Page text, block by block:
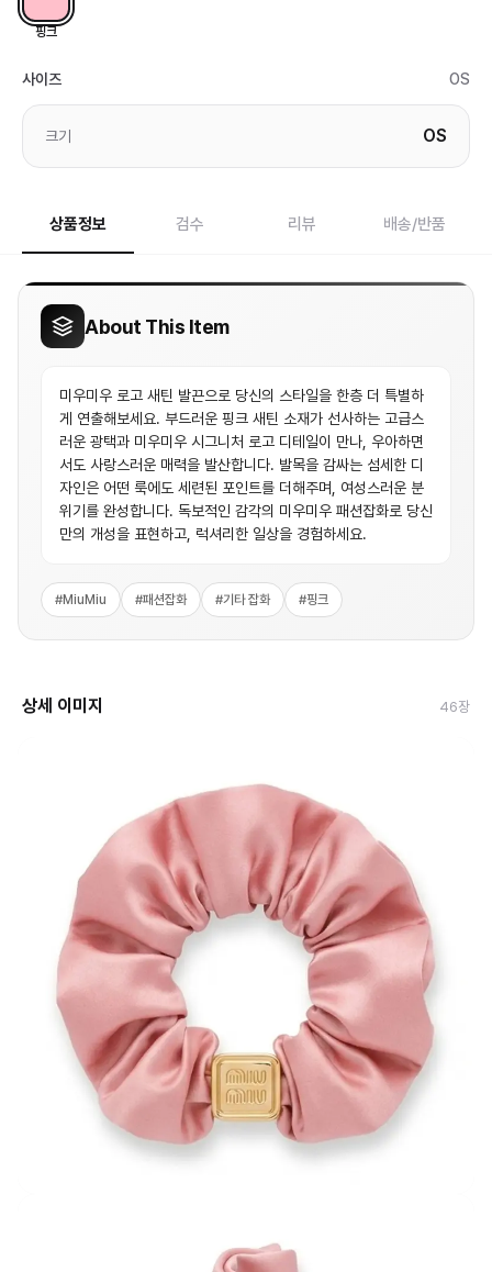
핑크
사이즈 OS
크기 OS
상품정보 검수 리뷰 배송/반품
About This Item
미우미우 로고 새틴 발끈으로 당신의 스타일을 한층 더 특별하
게 연출해보세요. 부드러운 핑크 새틴 소재가 선사하는 고급스
러운 광택과 미우미우 시그니처 로고 디테일이 만나, 우아하면
서도 사랑스러운 매력을 발산합니다. 발목을 감싸는 섬세한 디
자인은 어떤 룩에도 세련된 포인트를 더해주며, 여성스러운 분
위기를 완성합니다. 독보적인 감각의 미우미우 패션잡화로 당신
만의 개성을 표현하고, 럭셔리한 일상을 경험하세요.
#MiuMiu #패션잡화 #기타 잡화 #핑크
상세 이미지 46장